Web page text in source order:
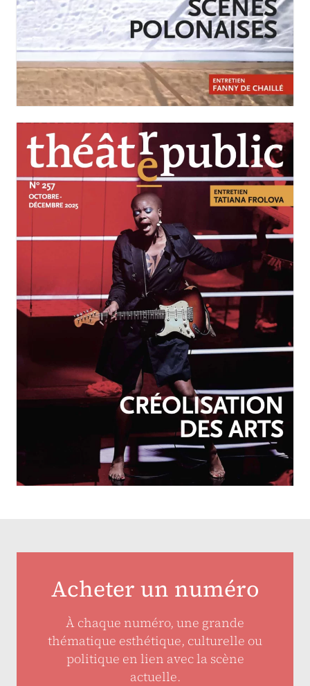
JANVIER-MARS 2026
N°258
Scènes polonaises
OCTOBRE-DÉCEMBRE 2025
Créolisation des arts
Acheter un numéro
À chaque numéro, une grande
thématique esthétique, culturelle ou
politique en lien avec la scène
actuelle.